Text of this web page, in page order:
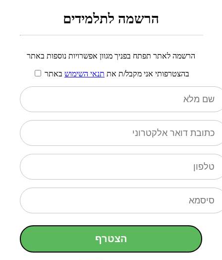
הרשמה לתלמידים
הרשמה לאתר תפתח בפניך מגוון אפשרויות נוספות באתר
בהצטרפותי אני מקבל/ת את תנאי השימוש באתר
הצטרף